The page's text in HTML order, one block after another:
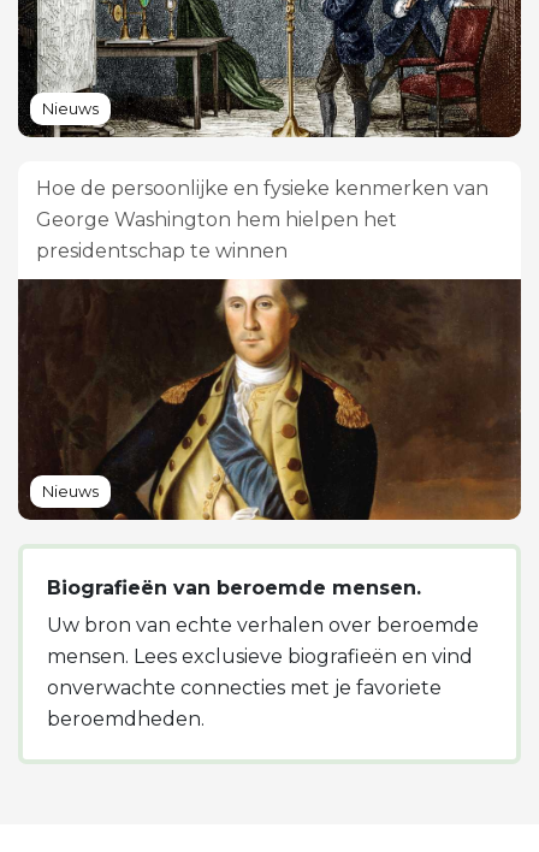
Nieuws
Hoe de persoonlijke en fysieke kenmerken van
George Washington hem hielpen het
presidentschap te winnen
Nieuws
Biografieën van beroemde mensen.
Uw bron van echte verhalen over beroemde
mensen. Lees exclusieve biografieën en vind
onverwachte connecties met je favoriete
beroemdheden.